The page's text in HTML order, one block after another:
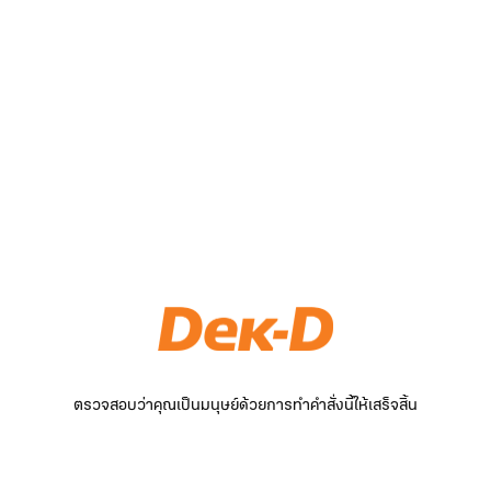
ตรวจสอบว่าคุณเป็นมนุษย์ด้วยการทำคำสั่งนี้ให้เสร็จสิ้น